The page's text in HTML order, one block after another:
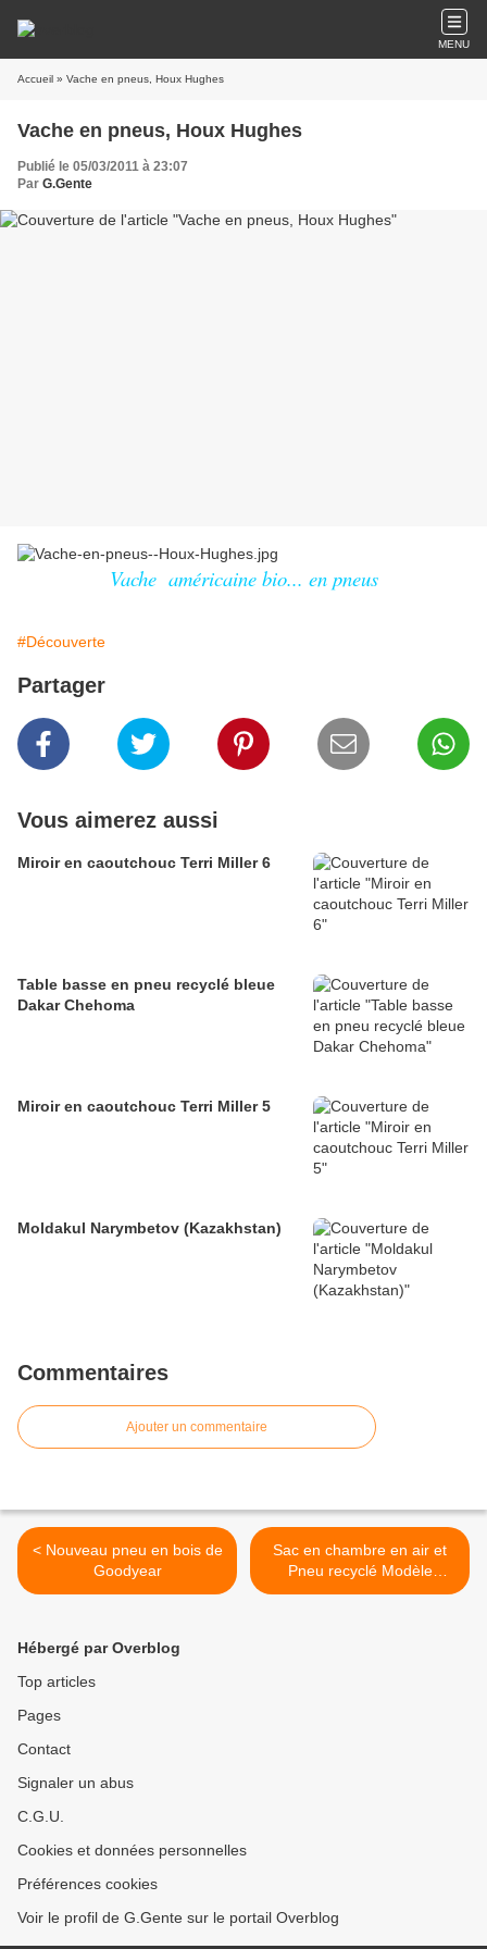
MENU
Accueil » Vache en pneus, Houx Hughes
Vache en pneus, Houx Hughes
Publié le 05/03/2011 à 23:07
Par G.Gente
Vache américaine bio... en pneus
#Découverte
Partager
Vous aimerez aussi
Miroir en caoutchouc Terri Miller 6
Table basse en pneu recyclé bleue
Dakar Chehoma
Miroir en caoutchouc Terri Miller 5
Moldakul Narymbetov (Kazakhstan)
Commentaires
Ajouter un commentaire
< Nouveau pneu en bois de
Goodyear
Sac en chambre en air et
Pneu recyclé Modèle
"Messenger Bob" >
Hébergé par Overblog
Top articles
Pages
Contact
Signaler un abus
C.G.U.
Cookies et données personnelles
Préférences cookies
Voir le profil de G.Gente sur le portail Overblog